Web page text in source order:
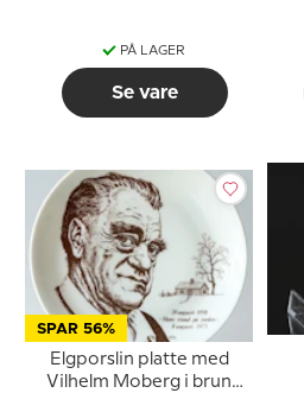
PÅ LAGER
Se vare
SPAR 56%
Elgporslin platte med
Vilhelm Moberg i brun